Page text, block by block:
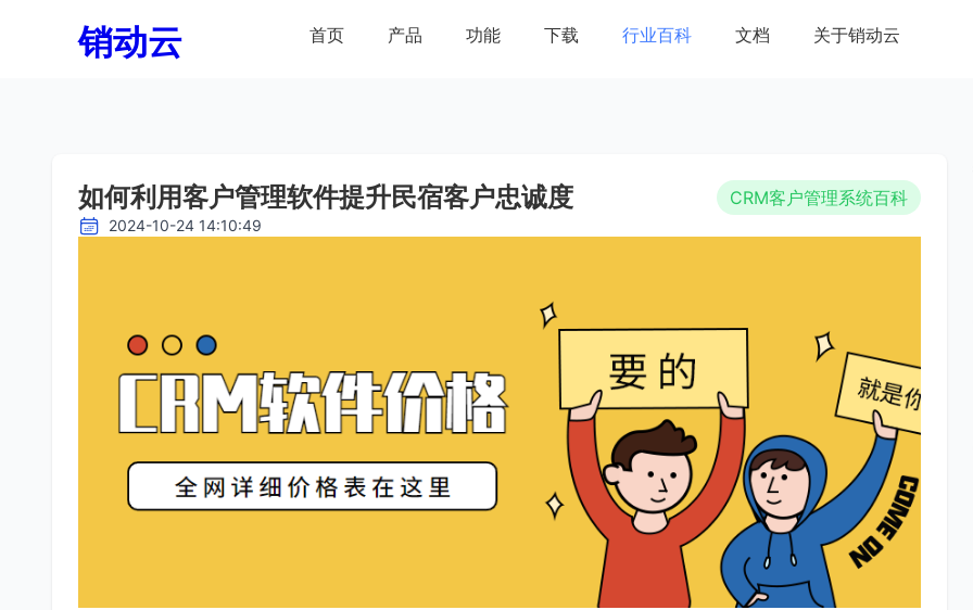
销动云 首页 产品 功能 下载 行业百科 文档 关于销动云
如何利用客户管理软件提升民宿客户忠诚度 CRM客户管理系统百科
2024-10-24 14:10:49